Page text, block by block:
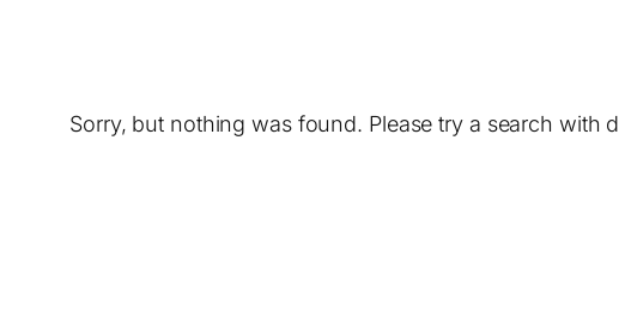
Sorry, but nothing was found. Please try a search with